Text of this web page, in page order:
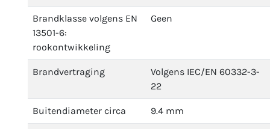
Brandklasse volgens EN
13501-6:
rookontwikkeling
Geen
Brandvertraging
Volgens IEC/EN 60332-3-
22
Buitendiameter circa 9.4 mm